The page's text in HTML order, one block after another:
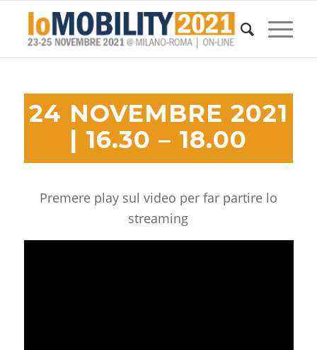
24 NOVEMBRE 2021
| 16.30 – 18.00
Premere play sul video per far partire lo
streaming